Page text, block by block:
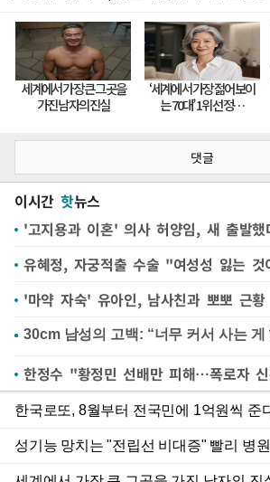
댓글
이시간 핫뉴스
'고지용과 이혼' 의사 허양임, 새 출발했
유혜정, 자궁적출 수술 "여성성 잃는
'마약 자숙' 유아인, 남사친과 뽀뽀 근황
한정수 "황정민 선배만 피해…폭로자